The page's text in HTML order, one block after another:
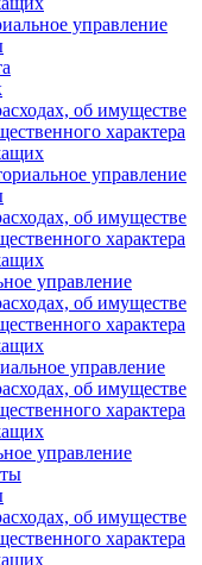
управление
об имуществе
характера
управление
об имуществе
характера
управление
об имуществе
характера
управление
об имуществе
характера
управление
об имуществе
характера